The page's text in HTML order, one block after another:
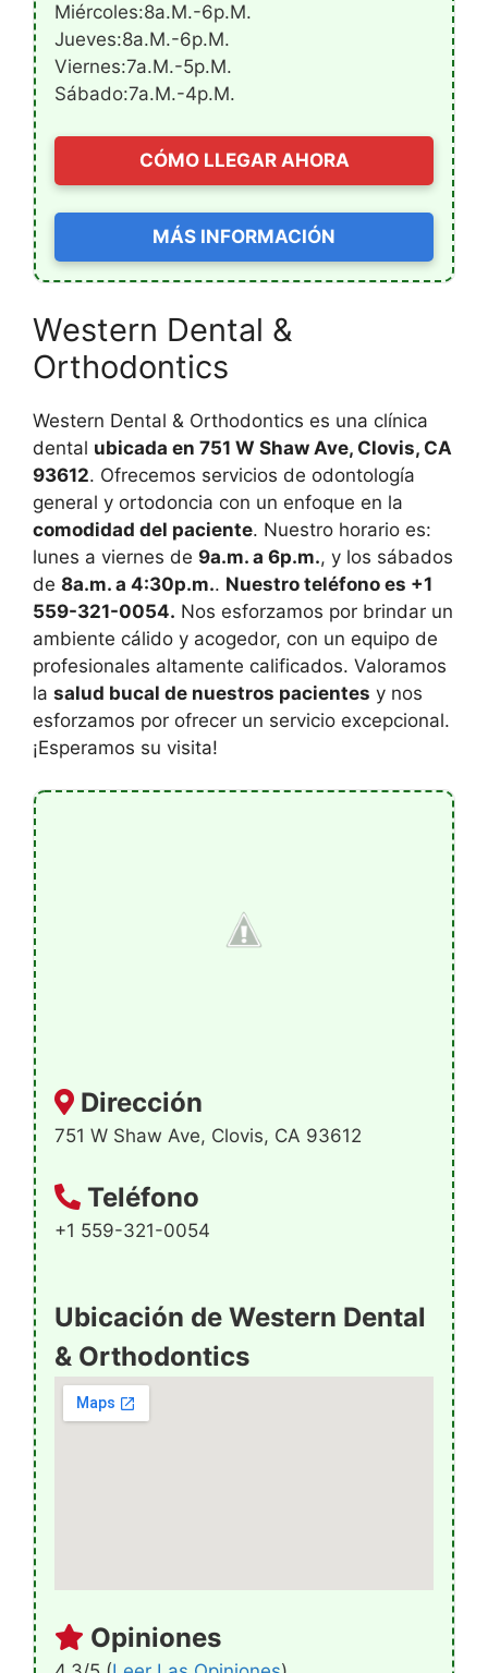
Miércoles:8a.m.-6p.m.
Jueves:8a.m.-6p.m.
Viernes:7a.m.-5p.m.
Sábado:7a.m.-4p.m.
CÓMO LLEGAR AHORA
MÁS INFORMACIÓN
Western Dental &
Orthodontics
Western Dental & Orthodontics es una clínica
dental ubicada en 751 W Shaw Ave, Clovis, CA
93612. Ofrecemos servicios de odontología
general y ortodoncia con un enfoque en la
comodidad del paciente. Nuestro horario es:
lunes a viernes de 9a.m. a 6p.m., y los sábados
de 8a.m. a 4:30p.m.. Nuestro teléfono es +1
559-321-0054. Nos esforzamos por brindar un
ambiente cálido y acogedor, con un equipo de
profesionales altamente calificados. Valoramos
la salud bucal de nuestros pacientes y nos
esforzamos por ofrecer un servicio excepcional.
¡Esperamos su visita!
Dirección
751 W Shaw Ave, Clovis, CA 93612
Teléfono
+1 559-321-0054
Ubicación de Western Dental
& Orthodontics
Opiniones